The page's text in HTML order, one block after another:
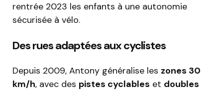
rentrée 2023 les enfants à une autonomie
sécurisée à vélo.
Des rues adaptées aux cyclistes
Depuis 2009, Antony généralise les zones 30
km/h, avec des pistes cyclables et doubles